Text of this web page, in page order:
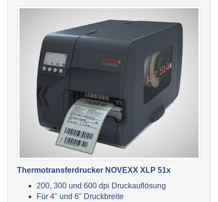
Thermotransferdrucker NOVEXX XLP 51x
200, 300 und 600 dpi Druckauflösung
Für 4" und 6" Druckbreite